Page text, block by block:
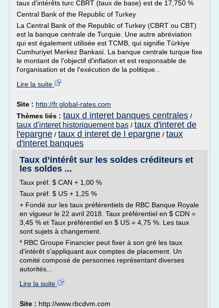
taux d'intérêts turc CBRT (taux de base) est de 17,750 %
Central Bank of the Republic of Turkey
La Central Bank of the Republic of Turkey (CBRT ou CBT)
est la banque centrale de Turquie. Une autre abréviation
qui est également utilisée est TCMB, qui signifie Türkiye
Cumhuriyet Merkez Bankasi. La banque centrale turque fixe
le montant de l'objectif d'inflation et est responsable de
l'organisation et de l'exécution de la politique...
Lire la suite
Site : http://fr.global-rates.com
Thèmes liés : taux d interet banques centrales /
taux d'interet historiquement bas / taux d'interet de
l'epargne / taux d interet de l epargne / taux
d'interet banques
Taux d’intérêt sur les soldes créditeurs et
les soldes ...
Taux préf. $ CAN + 1,00 %
Taux préf. $ US + 1,25 %
+ Fondé sur les taux préférentiels de RBC Banque Royale
en vigueur le 22 avril 2018. Taux préférentiel en $ CDN =
3,45 % et Taux préférentiel en $ US = 4,75 %. Les taux
sont sujets à changement.
* RBC Groupe Financier peut fixer à son gré les taux
d'intérêt s'appliquant aux comptes de placement. Un
comité composé de personnes représentant diverses
autorités...
Lire la suite
Site : http://www.rbcdvm.com